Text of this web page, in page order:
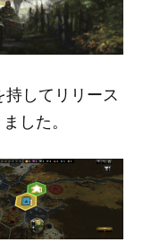
持してリリース
した。